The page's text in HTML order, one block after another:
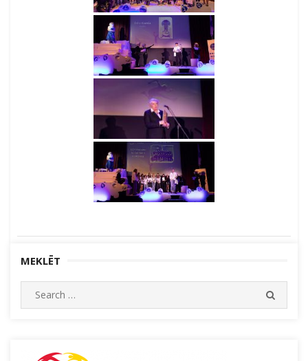
MEKLĒT
Search
for: